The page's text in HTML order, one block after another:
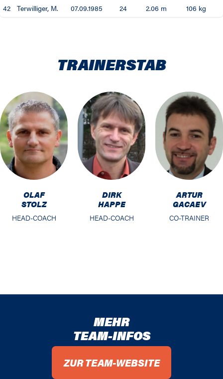
42
Terwilliger, M. 07.09.1985 24 2.06 m 106 kg
TRAINERSTAB
OLAF
STOLZ
HEAD-COACH
DIRK
HAPPE
HEAD-COACH
ARTUR
GACAEV
CO-TRAINER
MEHR
TEAM-INFOS
ZUR TEAM-WEBSITE